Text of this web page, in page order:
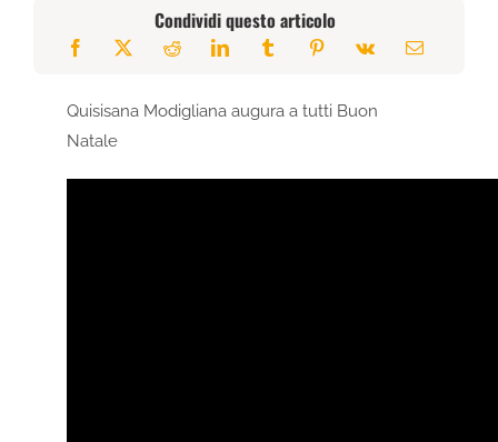
Condividi questo articolo
Quisisana Modigliana augura a tutti Buon
Natale